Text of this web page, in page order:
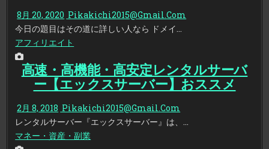
8月 20, 2020 Pikakichi2015@Gmail.Com
今日の題目はその道に詳しい人なら ドメイ…
アフィリエイト
高速・高機能・高安定レンタルサーバ
ー【エックスサーバー】おススメ
2月 8, 2018 Pikakichi2015@Gmail.Com
レンタルサーバー『エックスサーバー』は、…
マネー・資産・副業